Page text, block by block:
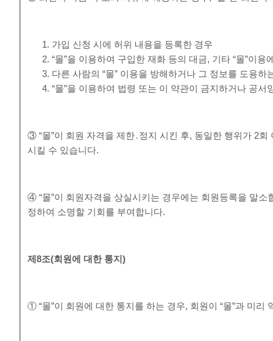
가입 신청 시에 허위 내용을 등록한 경우
“몰”을 이용하여 구입한 재화 등의 대금, 기타 “몰”이
다른 사람의 “몰” 이용을 방해하거나 그 정보를 도용
“몰”을 이용하여 법령 또는 이 약관이 금지하거나 공
③ “몰”이 회원 자격을 제한․정지 시킨 후, 동일한 행위가 2
시킬 수 있습니다.
④ “몰”이 회원자격을 상실시키는 경우에는 회원등록을 말
정하여 소명할 기회를 부여합니다.
제8조(회원에 대한 통지)
① “몰”이 회원에 대한 통지를 하는 경우, 회원이 “몰”과 미